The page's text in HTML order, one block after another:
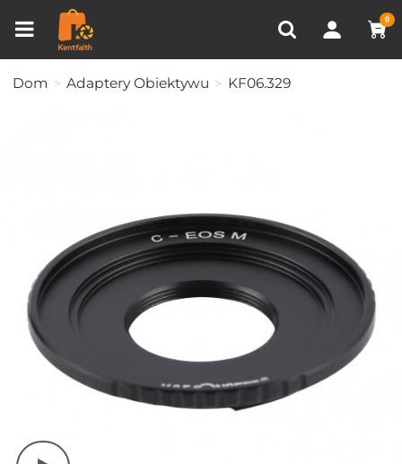
0
OSTATNIO OGLĄDANE
Porównanie produktów (0)
Dom Adaptery Obiektywu KF06.329